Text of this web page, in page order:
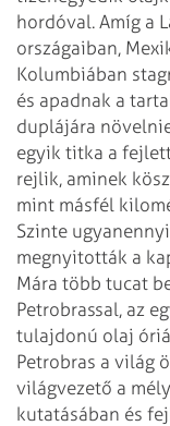
hordóval. Amíg a
országaiban,
Kolumbiában
és apadnak a
duplájára
egyik titka a
rejlik, aminek
mint másfél
Szinte
megnyitották a
Mára több tucat
Petrobrassal, az
tulajdonú olaj
Petrobras a világ
világvezető a
kutatásában és